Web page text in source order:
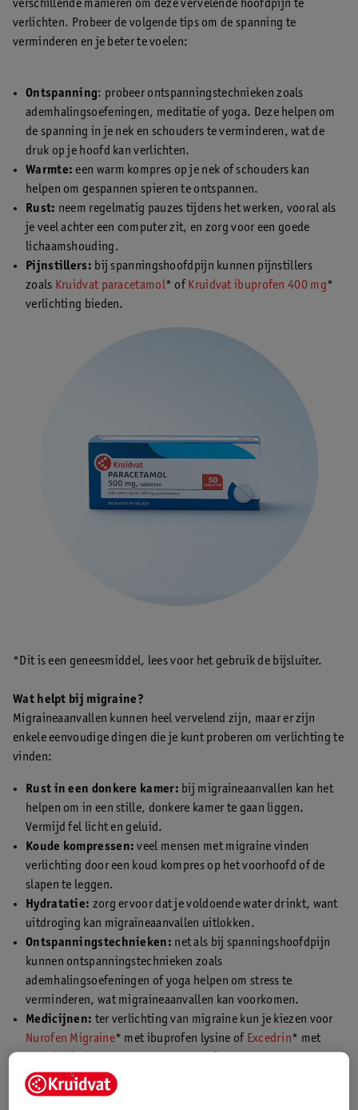
verschillende manieren om deze vervelende hoofdpijn te
verlichten. Probeer de volgende tips om de spanning te
verminderen en je beter te voelen:
Ontspanning: probeer ontspanningstechnieken zoals
ademhalingsoefeningen, meditatie of yoga. Deze helpen om
de spanning in je nek en schouders te verminderen, wat de
druk op je hoofd kan verlichten.
Warmte: een warm kompres op je nek of schouders kan
helpen om gespannen spieren te ontspannen.
Rust: neem regelmatig pauzes tijdens het werken, vooral als
je veel achter een computer zit, en zorg voor een goede
lichaamshouding.
Pijnstillers: bij spanningshoofdpijn kunnen pijnstillers
zoals Kruidvat paracetamol* of Kruidvat ibuprofen 400 mg*
verlichting bieden.
*Dit is een geneesmiddel, lees voor het gebruik de bijsluiter.
Wat helpt bij migraine?
Migraineaanvallen kunnen heel vervelend zijn, maar er zijn
enkele eenvoudige dingen die je kunt proberen om verlichting te
vinden:
Rust in een donkere kamer: bij migraineaanvallen kan het
helpen om in een stille, donkere kamer te gaan liggen.
Vermijd fel licht en geluid.
Koude kompressen: veel mensen met migraine vinden
verlichting door een koud kompres op het voorhoofd of de
slapen te leggen.
Hydratatie: zorg ervoor dat je voldoende water drinkt, want
uitdroging kan migraineaanvallen uitlokken.
Ontspanningstechnieken: net als bij spanningshoofdpijn
kunnen ontspanningstechnieken zoals
ademhalingsoefeningen of yoga helpen om stress te
verminderen, wat migraineaanvallen kan voorkomen.
Medicijnen: ter verlichting van migraine kun je kiezen voor
Nurofen Migraine* met ibuprofen lysine of Excedrin* met